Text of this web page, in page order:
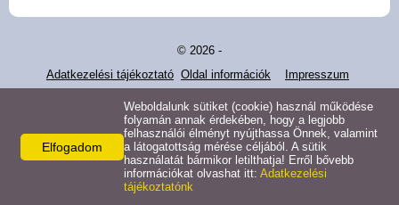
EFOP-1.5.2-16-2017-00008
© 2026 -
Adatkezelési tájékoztató Oldal információk Impresszum
Elfogadom
Weboldalunk sütiket (cookie) használ működése
folyamán annak érdekében, hogy a legjobb
felhasználói élményt nyújthassa Önnek, valamint
a látogatottság mérése céljából. A sütik
használatát bármikor letilthatja! Erről bővebb
információkat olvashat itt: Adatkezelési
tájékoztatónk